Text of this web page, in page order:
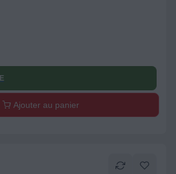
Ajouter au panier